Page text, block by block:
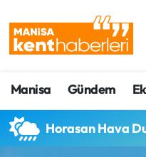
Manisa Gündem
Horasan Hava
Ahmetli Hava
Ahmetli Trafik
Süper Lig Puan